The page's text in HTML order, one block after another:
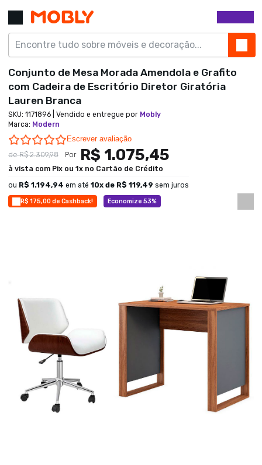
R$ 175,00 de Cashback! Economize 53%
Conjunto de Mesa Morada Amendola e Grafito
com Cadeira de Escritório Diretor Giratória
Lauren Branca
SKU: 1171896 | Vendido e entregue por Mobly
Marca: Modern
0.0 star rating
Escrever avaliação
deR$ 2.309,98 Por R$ 1.075,45
à vista com Pix ou 1x no Cartão de Crédito
ou R$ 1.194,94 em até 10x de R$ 119,49 sem juros